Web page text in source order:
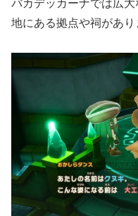
バカデッカーナでは広
地にある拠点や祠があり